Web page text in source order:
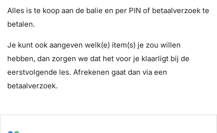
Alles is te koop aan de balie en per PIN of betaalverzoek te
betalen.
Je kunt ook aangeven welk(e) item(s) je zou willen
hebben, dan zorgen we dat het voor je klaarligt bij de
eerstvolgende les. Afrekenen gaat dan via een
betaalverzoek.